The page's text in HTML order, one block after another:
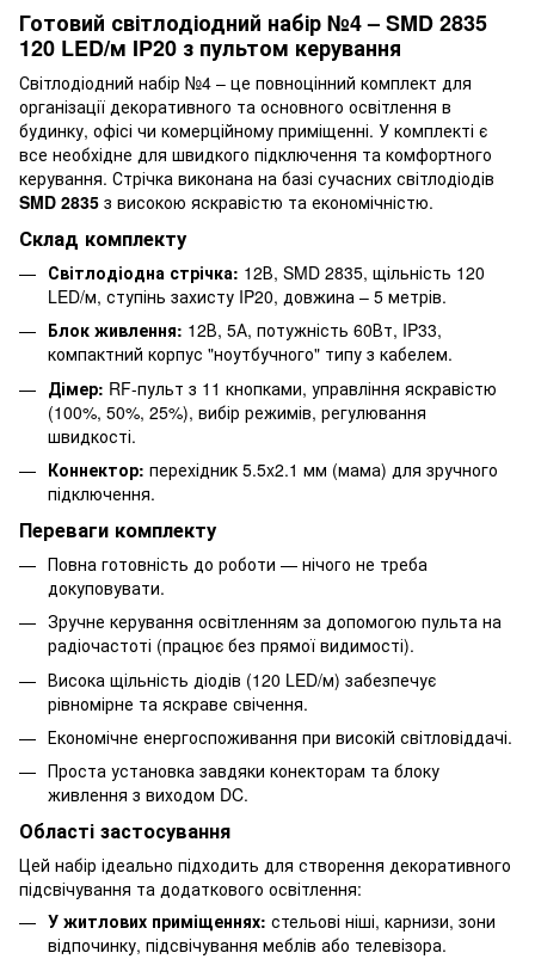
Готовий світлодіодний набір №4 – SMD 2835
120 LED/м IP20 з пультом керування
Світлодіодний набір №4 – це повноцінний комплект для
організації декоративного та основного освітлення в
будинку, офісі чи комерційному приміщенні. У комплекті є
все необхідне для швидкого підключення та комфортного
керування. Стрічка виконана на базі сучасних світлодіодів
SMD 2835 з високою яскравістю та економічністю.
Склад комплекту
Світлодіодна стрічка: 12В, SMD 2835, щільність 120
LED/м, ступінь захисту IP20, довжина – 5 метрів.
Блок живлення: 12В, 5А, потужність 60Вт, IP33,
компактний корпус "ноутбучного" типу з кабелем.
Дімер: RF-пульт з 11 кнопками, управління яскравістю
(100%, 50%, 25%), вибір режимів, регулювання
швидкості.
Коннектор: перехідник 5.5x2.1 мм (мама) для зручного
підключення.
Переваги комплекту
Повна готовність до роботи — нічого не треба
докуповувати.
Зручне керування освітленням за допомогою пульта на
радіочастоті (працює без прямої видимості).
Висока щільність діодів (120 LED/м) забезпечує
рівномірне та яскраве свічення.
Економічне енергоспоживання при високій світловіддачі.
Проста установка завдяки конекторам та блоку
живлення з виходом DC.
Області застосування
Цей набір ідеально підходить для створення декоративного
підсвічування та додаткового освітлення:
У житлових приміщеннях: стельові ніші, карнизи, зони
відпочинку, підсвічування меблів або телевізора.